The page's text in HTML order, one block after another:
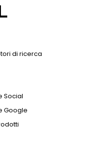
di ricerca
Social
Google